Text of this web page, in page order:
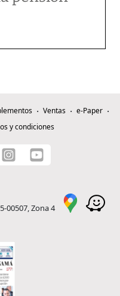
Ventas
e-Paper
y condiciones
00507, Zona 4